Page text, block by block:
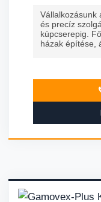
Vállalkozásunk
és precíz
kúpcserepig.
házak építése,